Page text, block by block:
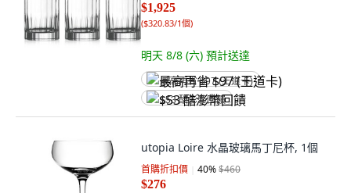
$1,925
($320.83/1個)
明天 8/8 (六) 預計送達
最高再省 $97 (王道卡)
$53 酷澎幣回饋
utopia Loire 水晶玻璃馬丁尼杯, 1個
首購折扣價 40%$460
$276